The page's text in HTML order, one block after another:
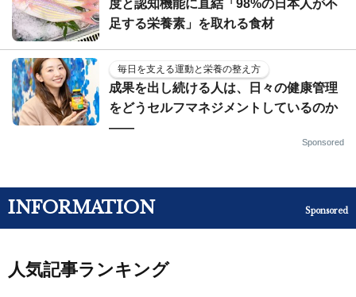
度と認知機能に直結「98%の日本人が不
足する栄養素」を取れる食材
毎日を支える運動と栄養の整え方
成果を出し続ける人は、日々の健康管理
をどうセルフマネジメントしているのか
——
Sponsored
INFORMATION Sponsored
人気記事ランキング